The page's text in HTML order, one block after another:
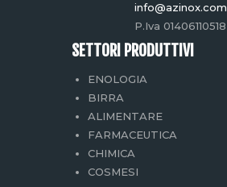
info@azinox.com
P.Iva 01406110518
SETTORI PRODUTTIVI
ENOLOGIA
BIRRA
ALIMENTARE
FARMACEUTICA
CHIMICA
COSMESI